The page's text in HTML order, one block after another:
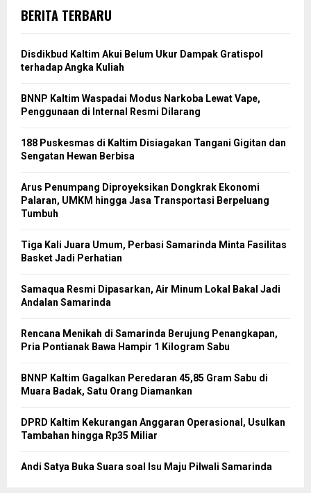
BERITA TERBARU
Disdikbud Kaltim Akui Belum Ukur Dampak Gratispol
terhadap Angka Kuliah
BNNP Kaltim Waspadai Modus Narkoba Lewat Vape,
Penggunaan di Internal Resmi Dilarang
188 Puskesmas di Kaltim Disiagakan Tangani Gigitan dan
Sengatan Hewan Berbisa
Arus Penumpang Diproyeksikan Dongkrak Ekonomi
Palaran, UMKM hingga Jasa Transportasi Berpeluang
Tumbuh
Tiga Kali Juara Umum, Perbasi Samarinda Minta Fasilitas
Basket Jadi Perhatian
Samaqua Resmi Dipasarkan, Air Minum Lokal Bakal Jadi
Andalan Samarinda
Rencana Menikah di Samarinda Berujung Penangkapan,
Pria Pontianak Bawa Hampir 1 Kilogram Sabu
BNNP Kaltim Gagalkan Peredaran 45,85 Gram Sabu di
Muara Badak, Satu Orang Diamankan
DPRD Kaltim Kekurangan Anggaran Operasional, Usulkan
Tambahan hingga Rp35 Miliar
Andi Satya Buka Suara soal Isu Maju Pilwali Samarinda